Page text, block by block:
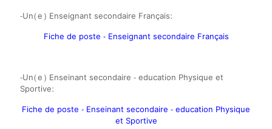
-Un(e) Enseignant secondaire Français:
Fiche de poste - Enseignant secondaire Français
-Un(e) Enseinant secondaire - education Physique et
Sportive:
Fiche de poste - Enseinant secondaire - education Physique
et Sportive